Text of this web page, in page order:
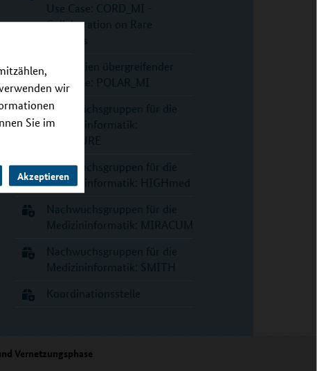
wir
Sie im
Akzeptieren
Use Case: CORD_MI -
Collaboration on Rare
Diseases
Konsortien übergreifender
Use Case: POLAR_MI
Nachwuchsgruppen für die
Medizininformatik:
DIFUTURE
Nachwuchsgruppen für die
Medizininformatik: HIGHmed
Nachwuchsgruppen für die
Medizininformatik: MIRACUM
Nachwuchsgruppen für die
Medizininformatik: SMITH
Koordinationsstelle
Vernetzungsphase